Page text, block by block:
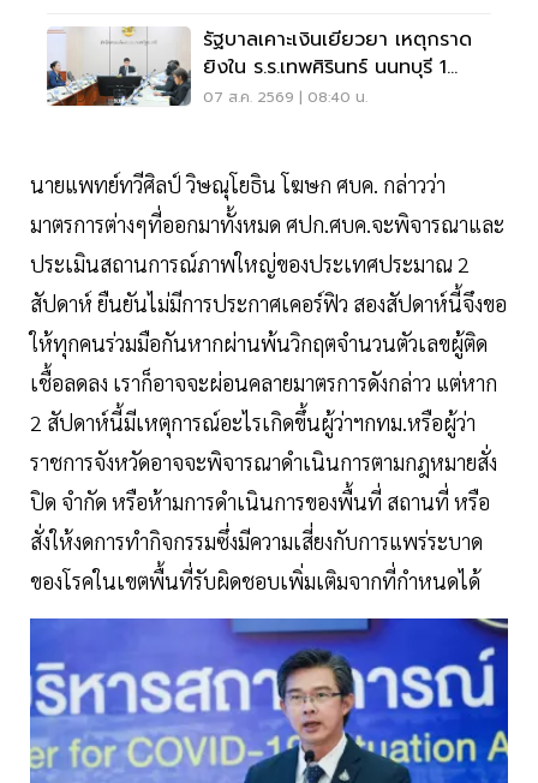
รัฐบาลเคาะเงินเยียวยา เหตุกราด
ยิงใน ร.ร.เทพศิรินทร์ นนทบุรี 1
แสน-1ล้าน
07 ส.ค. 2569 | 08:40 น.
นายแพทย์ทวีศิลป์ วิษณุโยธิน โฆษก ศบค. กล่าวว่า
มาตรการต่างๆที่ออกมาทั้งหมด ศปก.ศบค.จะพิจารณาและ
ประเมินสถานการณ์ภาพใหญ่ของประเทศประมาณ 2
สัปดาห์ ยืนยันไม่มีการประกาศเคอร์ฟิว สองสัปดาห์นี้จึงขอ
ให้ทุกคนร่วมมือกันหากผ่านพ้นวิกฤตจำนวนตัวเลขผู้ติด
เชื้อลดลง เราก็อาจจะผ่อนคลายมาตรการดังกล่าว แต่หาก
2 สัปดาห์นี้มีเหตุการณ์อะไรเกิดขึ้นผู้ว่าฯกทม.หรือผู้ว่า
ราชการจังหวัดอาจจะพิจารณาดำเนินการตามกฎหมายสั่ง
ปิด จำกัด หรือห้ามการดำเนินการของพื้นที่ สถานที่ หรือ
สั่งให้งดการทำกิจกรรมซึ่งมีความเสี่ยงกับการแพร่ระบาด
ของโรคในเขตพื้นที่รับผิดชอบเพิ่มเติมจากที่กำหนดได้